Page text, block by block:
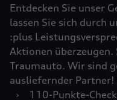
Entdecken Sie unser
lassen Sie sich durch
:plus
Aktionen überzeugen.
Traumauto. Wir sind
ausliefernder Partner!
›
110-Punkte-Check